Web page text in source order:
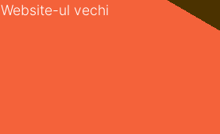
Website-ul vechi